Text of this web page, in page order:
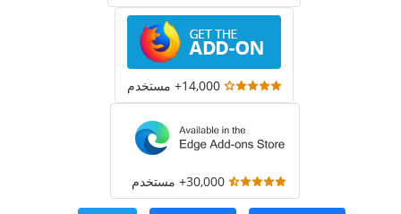
14,000+ مستخدم
30,000+ مستخدم